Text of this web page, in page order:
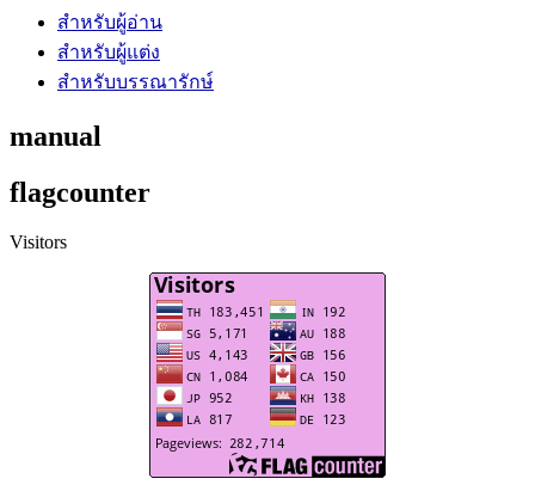
สำหรับผู้อ่าน
สำหรับผู้แต่ง
สำหรับบรรณารักษ์
manual
flagcounter
Visitors